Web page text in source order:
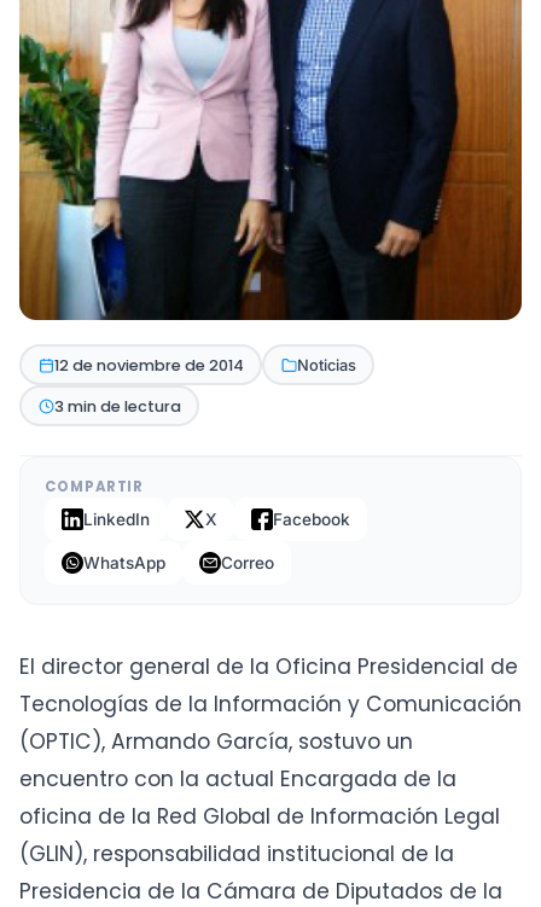
12 de noviembre de 2014 Noticias
3 min de lectura
El director general de la Oficina Presidencial de
Tecnologías de la Información y Comunicación
(OPTIC), Armando García, sostuvo un
encuentro con la actual Encargada de la
oficina de la Red Global de Información Legal
(GLIN), responsabilidad institucional de la
Presidencia de la Cámara de Diputados de la
COMPARTIR
LinkedIn
X Facebook
WhatsApp Correo